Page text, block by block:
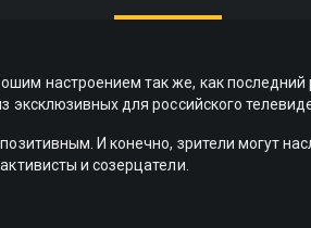
настроением так же, как
для российского
И конечно, зрители могут
и созерцатели.